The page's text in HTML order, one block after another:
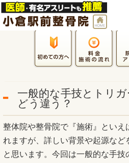
一般的な手技とトリ
どう違う？
整体院や整骨院で『施術』といえ
れますが、詳しい背景や起源な
と思います。今回は一般的な手